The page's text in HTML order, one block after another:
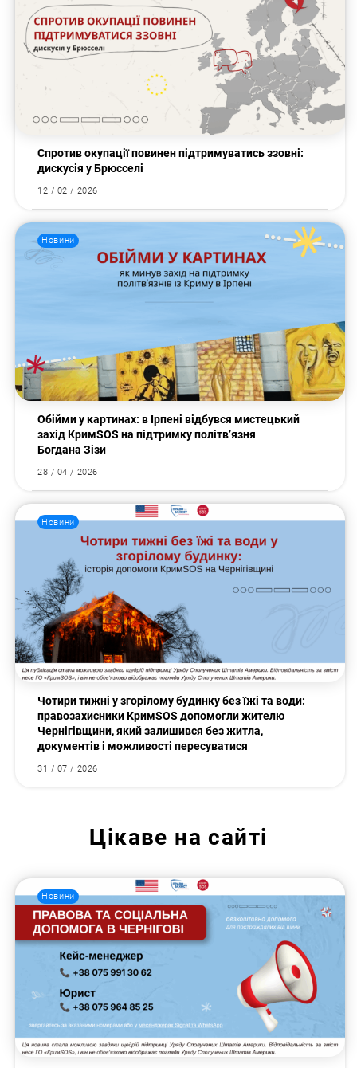
Пошук за запитом:
Спротив окупації повинен підтримуватись ззовні:
дискусія у Брюсселі
12 / 02 / 2026
Новини
Обійми у картинах: в Ірпені відбувся мистецький
захід КримSOS на підтримку політв’язня
Богдана Зізи
28 / 04 / 2026
Новини
Чотири тижні у згорілому будинку без їжі та води:
правозахисники КримSOS допомогли жителю
Чернігівщини, який залишився без житла,
документів і можливості пересуватися
31 / 07 / 2026
Цікаве на сайті
Новини